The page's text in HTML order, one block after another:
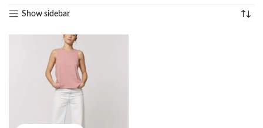
Show sidebar